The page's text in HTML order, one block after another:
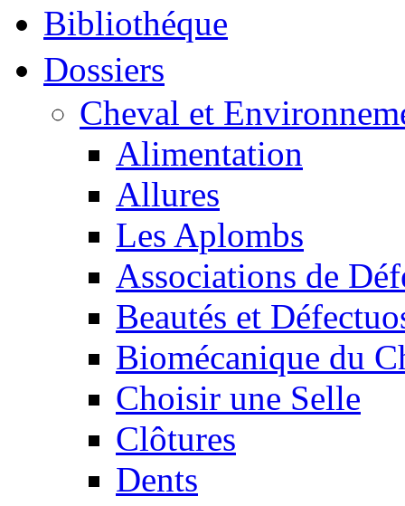
Bibliothéque
Dossiers
Cheval et
Alimentation
Allures
Les Aplombs
Associations de
Beautés et
Biomécanique du
Choisir une Selle
Clôtures
Dents